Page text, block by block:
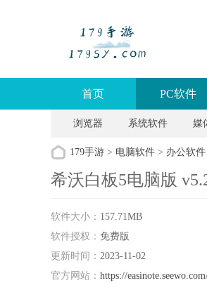
首页 PC软件
浏览器 系统软件 媒
179手游 > 电脑软件 > 办公软件
希沃白板5电脑版
软件大小： 157.71MB
软件授权： 免费版
更新时间： 2023-11-02
官方网站： https://